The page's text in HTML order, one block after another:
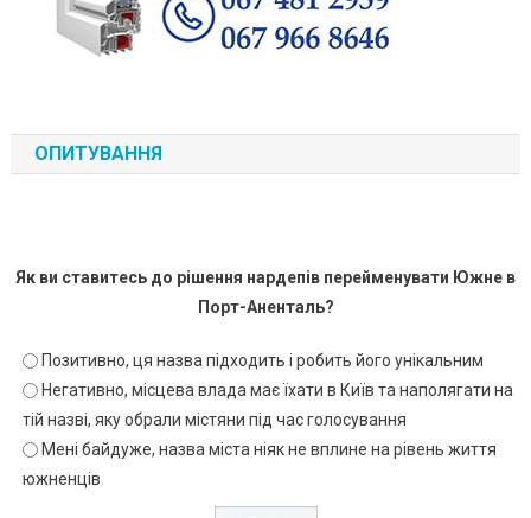
ОПИТУВАННЯ
Як ви ставитесь до рішення нардепів перейменувати Южне в
Порт-Аненталь?
Позитивно, ця назва підходить і робить його унікальним
Негативно, місцева влада має їхати в Київ та наполягати на
тій назві, яку обрали містяни під час голосування
Мені байдуже, назва міста ніяк не вплине на рівень життя
южненців